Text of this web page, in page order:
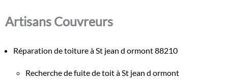
Artisans Couvreurs
Réparation de toiture à St jean d ormont 88210
Recherche de fuite de toit à St jean d ormont